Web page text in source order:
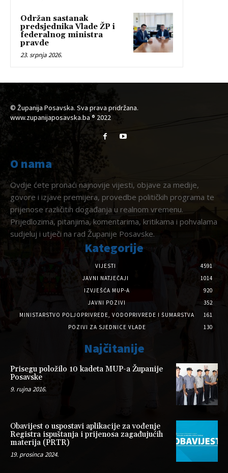
Održan sastanak
predsjednika Vlade ŽP i
federalnog ministra
pravde
23. srpnja 2026.
© Županija Posavska. Sva prava pridržana.
www.zupanijaposavska.ba ® 2022
O nama
Ovdje ćete pronaći najnovije vijesti, objave za medije,
govore i izjave premijera, provedbe političkih programa te
prijenose različitih događanja u realnom vremenu.
Prijedlozima, pitanjima, komentarima, kritikama i pohvalama
sudjeluj i utječi na rad Županije Posavske.
Kategorije
VIJESTI
4591
JAVNI NATJEČAJI
1014
IZVJEŠĆA MUP-A
920
JAVNI POZIVI
352
MINISTARSTVO POLJOPRIVREDE, VODOPRIVREDE I ŠUMARSTVA
161
POZIVI ZA SJEDNICE VLADE
130
Najčitanije
Prisegu položilo 10 kadeta MUP-a Županije
Posavske
9. rujna 2016.
Obavijest o uspostavi aplikacije za vođenje
Registra ispuštanja i prijenosa zagađujućih
materija (PRTR)
19. prosinca 2024.